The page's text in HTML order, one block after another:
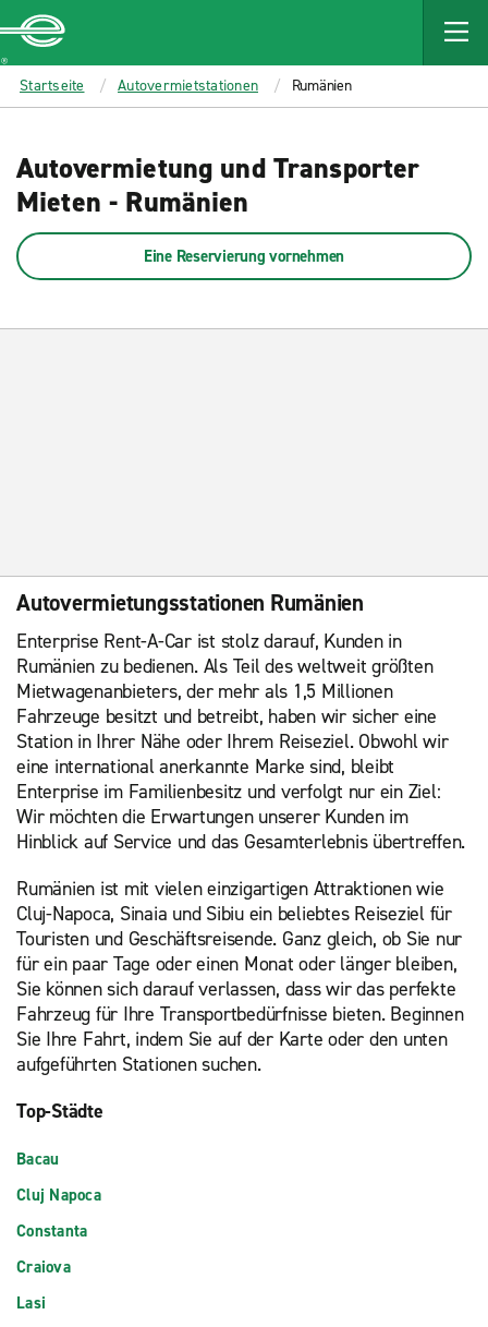
MAIN
CONTENT
Enterprise
Startseite Autovermietstationen Rumänien
Autovermietung und Transporter
Mieten - Rumänien
Eine Reservierung vornehmen
Autovermietungsstationen Rumänien
Enterprise Rent-A-Car ist stolz darauf, Kunden in
Rumänien zu bedienen. Als Teil des weltweit größten
Mietwagenanbieters, der mehr als 1,5 Millionen
Fahrzeuge besitzt und betreibt, haben wir sicher eine
Station in Ihrer Nähe oder Ihrem Reiseziel. Obwohl wir
eine international anerkannte Marke sind, bleibt
Enterprise im Familienbesitz und verfolgt nur ein Ziel:
Wir möchten die Erwartungen unserer Kunden im
Hinblick auf Service und das Gesamterlebnis übertreffen.
Rumänien ist mit vielen einzigartigen Attraktionen wie
Cluj-Napoca, Sinaia und Sibiu ein beliebtes Reiseziel für
Touristen und Geschäftsreisende. Ganz gleich, ob Sie nur
für ein paar Tage oder einen Monat oder länger bleiben,
Sie können sich darauf verlassen, dass wir das perfekte
Fahrzeug für Ihre Transportbedürfnisse bieten. Beginnen
Sie Ihre Fahrt, indem Sie auf der Karte oder den unten
aufgeführten Stationen suchen.
Top-Städte
Bacau
Cluj Napoca
Constanta
Craiova
Lasi